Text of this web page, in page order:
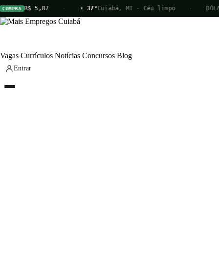
R$ 5,87 ☀ 37°Cuiabá, MT · Céu limpo DÓLAR
Vagas Currículos Notícias Concursos Blog
Entrar